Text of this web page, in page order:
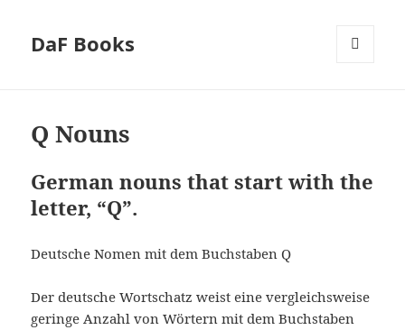
DaF Books
Q Nouns
German nouns that start with the
letter, “Q”.
Deutsche Nomen mit dem Buchstaben Q
Der deutsche Wortschatz weist eine vergleichsweise
geringe Anzahl von Wörtern mit dem Buchstaben